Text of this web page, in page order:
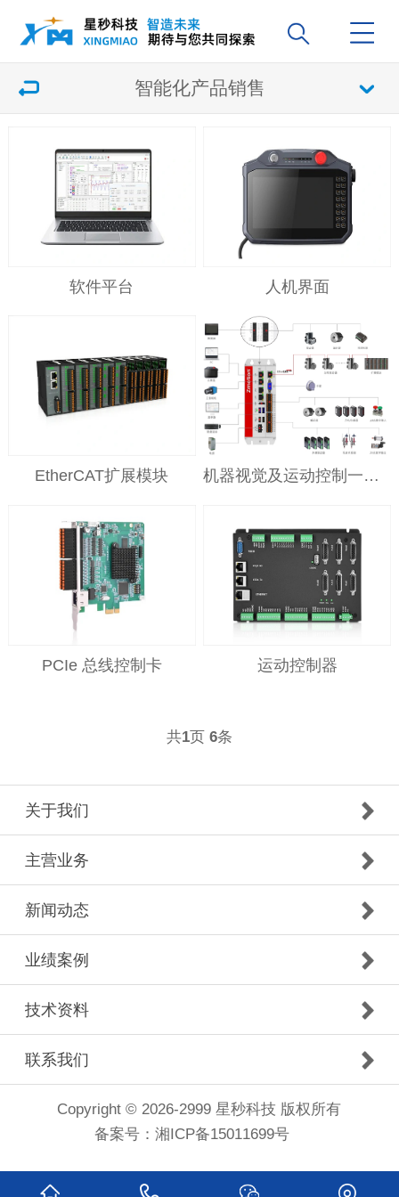
智能化产品销售
软件平台 人机界面
EtherCAT扩展模块 机器视觉及运动控制一体机
PCIe 总线控制卡 运动控制器
共1页 6条
关于我们
主营业务
新闻动态
业绩案例
技术资料
联系我们
Copyright © 2026-2999 星秒科技 版权所有
备案号： 湘ICP备15011699号